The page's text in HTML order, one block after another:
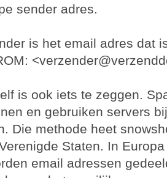
sender adres.
is het email adres dat
is ook iets te zeggen.
en gebruiken servers
Die methode heet
Staten. In
email adressen